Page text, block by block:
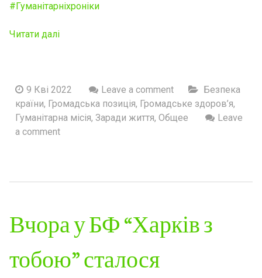
#Гуманiтарнiхронiки
Читати далі
9 Кві 2022 Leave a comment
Безпека
країни, Громадська позиція, Громадське здоров’я,
Гуманітарна місія, Заради життя, Общее
Leave
a comment
Вчора у БФ “Харків з
тобою” сталося